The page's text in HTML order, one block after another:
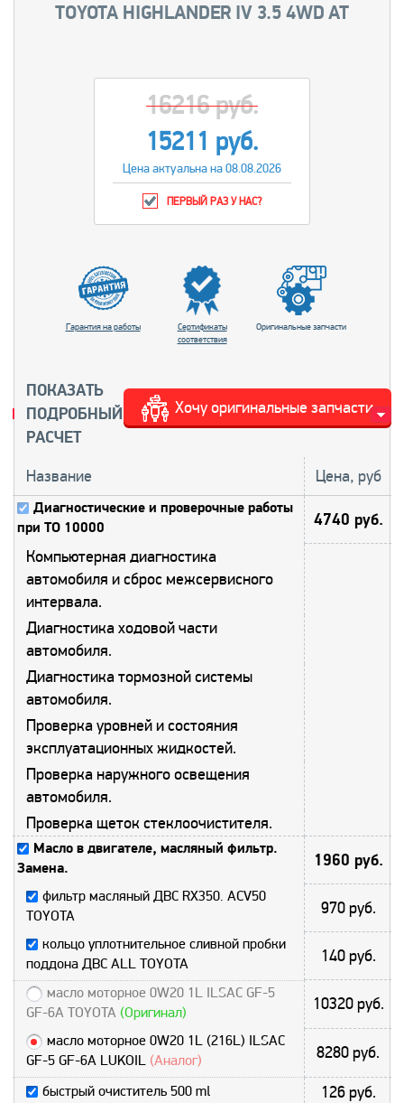
TOYOTA HIGHLANDER IV 3.5 4WD AT
16216 руб.
15211 руб.
Цена актуальна на 08.08.2026
ПЕРВЫЙ РАЗ У НАС?
Гарантия на работы
Сертификаты
соответствия
Оригинальные запчасти
Хочу оригинальные запчасти
ПОКАЗАТЬ
ПОДРОБНЫЙ
РАСЧЕТ
Название Цена, руб
Диагностические и проверочные работы
при ТО 10000
4740 руб.
Компьютерная диагностика
автомобиля и сброс межсервисного
интервала.
Диагностика ходовой части
автомобиля.
Диагностика тормозной системы
автомобиля.
Проверка уровней и состояния
эксплуатационных жидкостей.
Проверка наружного освещения
автомобиля.
Проверка щеток стеклоочистителя.
Масло в двигателе, масляный фильтр.
Замена.
1960 руб.
фильтр масляный ДВС RX350. ACV50
TOYOTA
970 руб.
кольцо уплотнительное сливной пробки
поддона ДВС ALL TOYOTA
140 руб.
масло моторное 0W20 1L ILSAC GF-5
GF-6A TOYOTA (Оригинал) 10320 руб.
масло моторное 0W20 1L (216L) ILSAC
GF-5 GF-6A LUKOIL (Аналог) 8280 руб.
быстрый очиститель 500 ml 126 руб.